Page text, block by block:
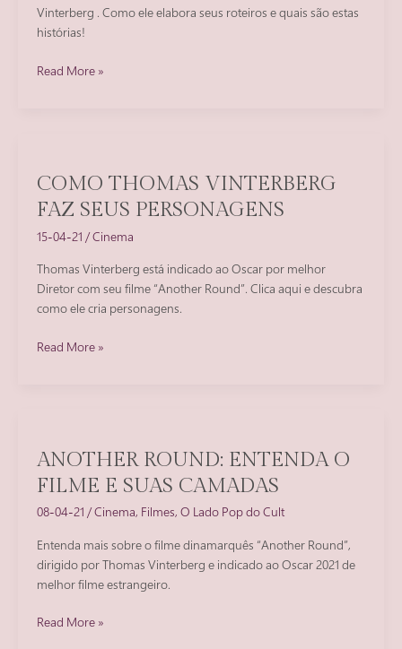
Vinterberg . Como ele elabora seus roteiros e quais são estas
histórias!
Descubra
Thomas
Vinterberg!
Read More »
COMO THOMAS VINTERBERG
FAZ SEUS PERSONAGENS
15-04-21 /Cinema
Thomas Vinterberg está indicado ao Oscar por melhor
Diretor com seu filme “Another Round”. Clica aqui e descubra
como ele cria personagens.
Como
Read More »
ANOTHER ROUND: ENTENDA O
FILME E SUAS CAMADAS
08-04-21 /Cinema, Filmes, O Lado Pop do Cult
Entenda mais sobre o filme dinamarquês “Another Round”,
dirigido por Thomas Vinterberg e indicado ao Oscar 2021 de
melhor filme estrangeiro.
Another
Read More »